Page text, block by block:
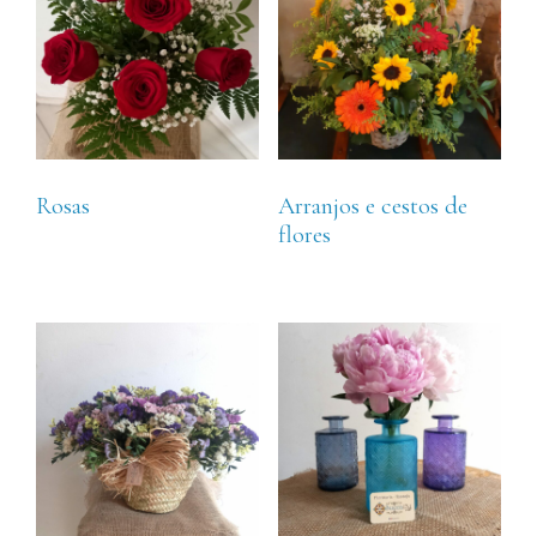
Rosas
Arranjos e cestos de
flores